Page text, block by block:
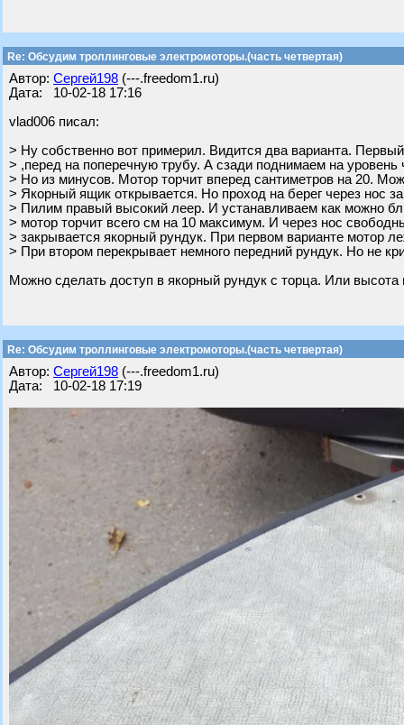
Re: Обсудим троллинговые электромоторы.(часть четвертая)
Автор: Сергей198 (---.freedom1.ru)
Дата: 10-02-18 17:16
vlad006 писал:
> Ну собственно вот примерил. Видится два варианта.
> ,перед на поперечную трубу. А сзади поднимаем на уровень
> Но из минусов. Мотор торчит вперед сантиметров на 20.
> Якорный ящик открывается. Но проход на берег через нос
> Пилим правый высокий леер. И устанавливаем как можно
> мотор торчит всего см на 10 максимум. И через нос
> закрывается якорный рундук. При первом варианте мотор
> При втором перекрывает немного передний рундук. Но не
Можно сделать доступ в якорный рундук с торца. Или высота
Re: Обсудим троллинговые электромоторы.(часть четвертая)
Автор: Сергей198 (---.freedom1.ru)
Дата: 10-02-18 17:19